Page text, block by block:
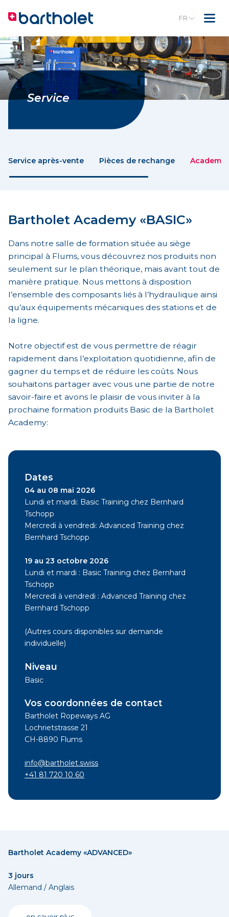
FR
Service
Service après-vente Pièces de rechange Academy
Bartholet Academy «BASIC»
Dans notre salle de formation située au siège
principal à Flums, vous découvrez nos produits non
seulement sur le plan théorique, mais avant tout de
manière pratique. Nous mettons à disposition
l’ensemble des composants liés à l’hydraulique ainsi
qu’aux équipements mécaniques des stations et de
la ligne.
Notre objectif est de vous permettre de réagir
rapidement dans l’exploitation quotidienne, afin de
gagner du temps et de réduire les coûts. Nous
souhaitons partager avec vous une partie de notre
savoir-faire et avons le plaisir de vous inviter à la
prochaine formation produits Basic de la Bartholet
Academy:
Dates
04 au 08 mai 2026
Lundi et mardi: Basic Training chez Bernhard
Tschopp
Mercredi à vendredi: Advanced Training chez
Bernhard Tschopp
19 au 23 octobre 2026
Lundi et mardi : Basic Training chez Bernhard
Tschopp
Mercredi à vendredi : Advanced Training chez
Bernhard Tschopp
(Autres cours disponibles sur demande
individuelle)
Niveau
Basic
Vos coordonnées de contact
Bartholet Ropeways AG
Lochrietstrasse 21
CH-8890 Flums
info@bartholet.swiss
+41 81 720 10 60
Bartholet Academy «ADVANCED»
3 jours
Allemand / Anglais